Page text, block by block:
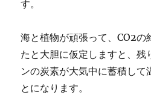
す。
海と植物が頑張って、CO2の
たと大胆に仮定しますと、残
ンの炭素が大気中に蓄積して
とになります。